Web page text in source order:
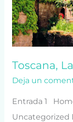
Toscana,
Deja un
Entrada 1
Uncategorized